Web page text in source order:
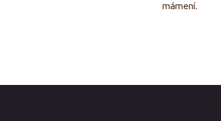
mámení.